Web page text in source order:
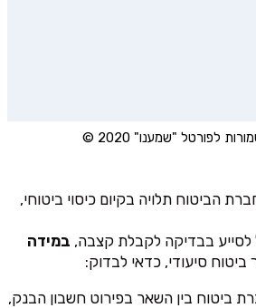
לפורטל "שמענו" 2020 ©
הביטוח תלויה בקיום כיסוי ביטוחי,
לסייע בבדיקה לקבלת קצבה, במידה
סיעודי, כדאי לבדוק:
ביטוח בין השאר בפירוט חשבון הבנק,